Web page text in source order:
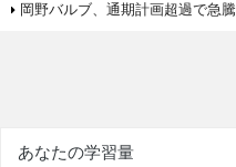
岡野バルブ、通期計画超過で急騰
あなたの学習量